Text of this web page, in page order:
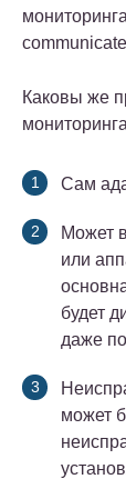
Каковы же
Сам
Может
или
будет
даже
может